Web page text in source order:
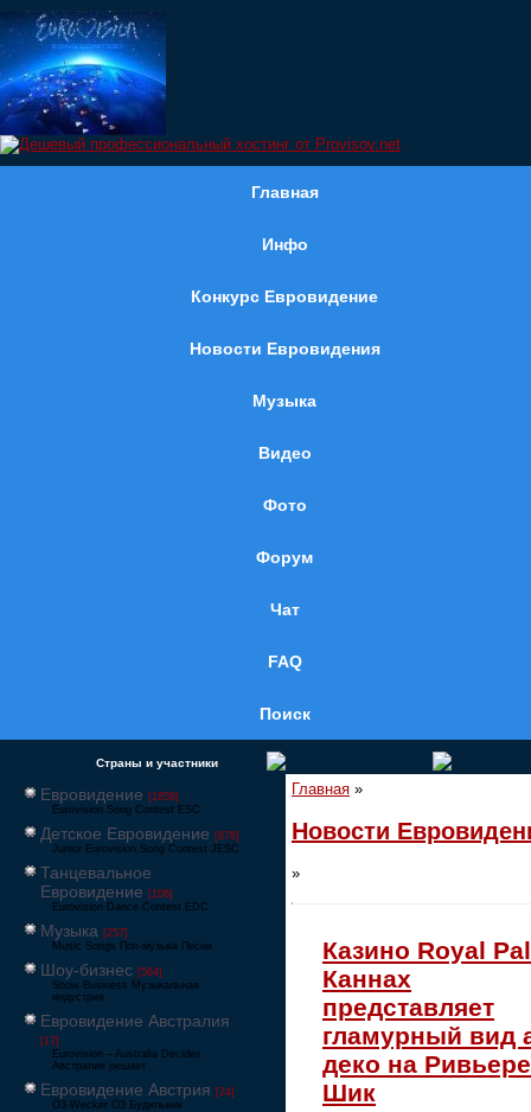
Главная
Инфо
Конкурс Евровидение
Новости Евровидения
Музыка
Видео
Фото
Форум
Чат
FAQ
Поиск
Страны и участники
Евровидение [1858]
Eurovision Song Contest ESC
Детское Евровидение [878]
Junior Eurovision Song Contest JESC
Танцевальное
Евровидение [106]
Eurovision Dance Contest EDC
Музыка [257]
Music Songs Поп-музыка Песни
Шоу-бизнес [564]
Show Business Музыкальная
индустрия
Евровидение Австралия
[17]
Eurovision – Australia Decides
Австралия решает
Евровидение Австрия [24]
Ö3-Wecker Ö3 Будильник
Главная »
Новости
»
Казино Royal
Каннах
представляет
гламурный вид
деко на Ривьере
Шик